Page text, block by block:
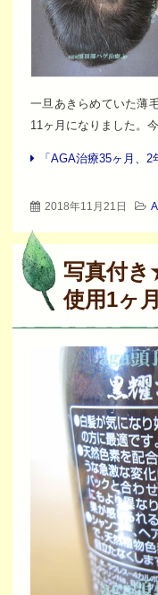
一旦あきらめていた薄
11ヶ月になりました。
「AGA治療35ヶ月、
2018年11月21日
写真付
使用1ヶ